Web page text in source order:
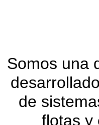
Somos una
de
flotas y